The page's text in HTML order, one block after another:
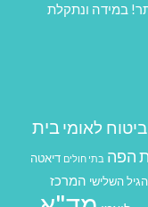
במידה ונתקלת
ביטוח לאומיבית
הפה בתי חולים דיאטה
הגיל השלישי המרכז